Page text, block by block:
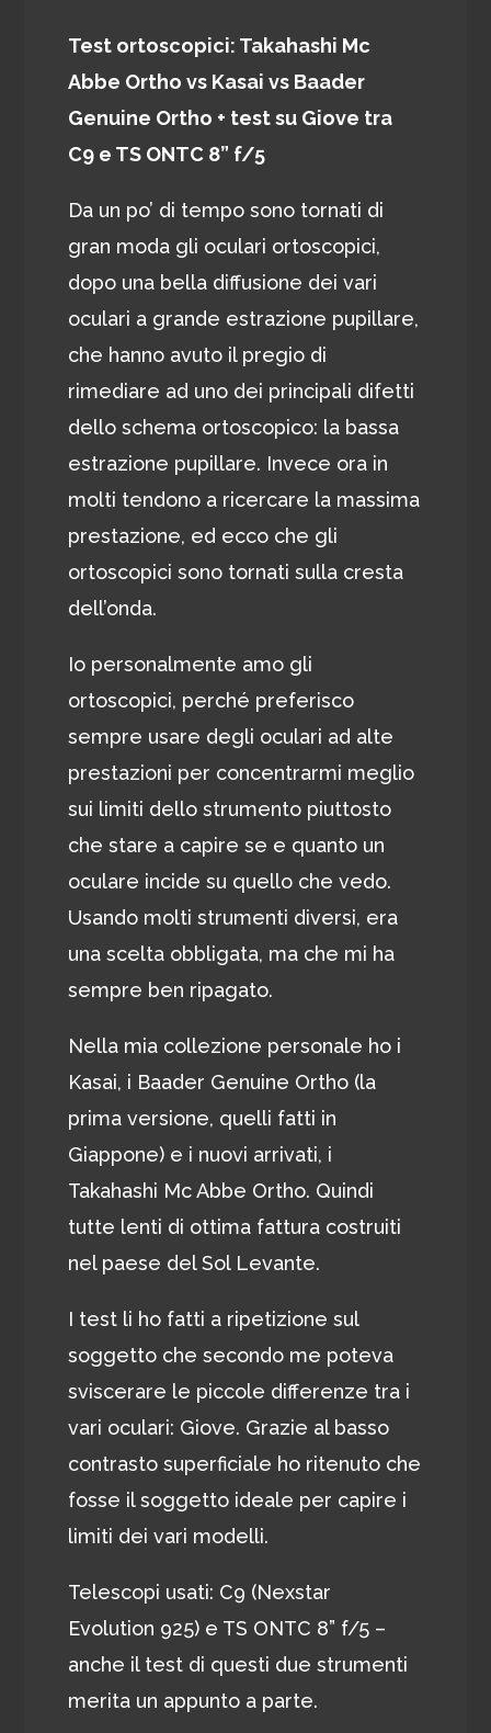
Test ortoscopici: Takahashi Mc
Abbe Ortho vs Kasai vs Baader
Genuine Ortho + test su Giove tra
C9 e TS ONTC 8” f/5
Da un po’ di tempo sono tornati di
gran moda gli oculari ortoscopici,
dopo una bella diffusione dei vari
oculari a grande estrazione pupillare,
che hanno avuto il pregio di
rimediare ad uno dei principali difetti
dello schema ortoscopico: la bassa
estrazione pupillare. Invece ora in
molti tendono a ricercare la massima
prestazione, ed ecco che gli
ortoscopici sono tornati sulla cresta
dell’onda.
Io personalmente amo gli
ortoscopici, perché preferisco
sempre usare degli oculari ad alte
prestazioni per concentrarmi meglio
sui limiti dello strumento piuttosto
che stare a capire se e quanto un
oculare incide su quello che vedo.
Usando molti strumenti diversi, era
una scelta obbligata, ma che mi ha
sempre ben ripagato.
Nella mia collezione personale ho i
Kasai, i Baader Genuine Ortho (la
prima versione, quelli fatti in
Giappone) e i nuovi arrivati, i
Takahashi Mc Abbe Ortho. Quindi
tutte lenti di ottima fattura costruiti
nel paese del Sol Levante.
I test li ho fatti a ripetizione sul
soggetto che secondo me poteva
sviscerare le piccole differenze tra i
vari oculari: Giove. Grazie al basso
contrasto superficiale ho ritenuto che
fosse il soggetto ideale per capire i
limiti dei vari modelli.
Telescopi usati: C9 (Nexstar
Evolution 925) e TS ONTC 8” f/5 –
anche il test di questi due strumenti
merita un appunto a parte.